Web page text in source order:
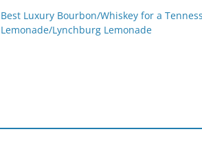
Best Luxury Bourbon/Whiskey for a
Lemonade/Lynchburg Lemonade